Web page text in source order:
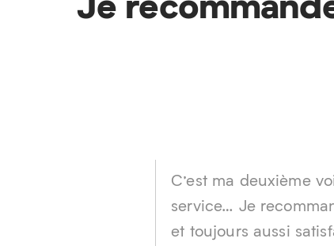
C’est ma deuxième
service… Je
et toujours aussi